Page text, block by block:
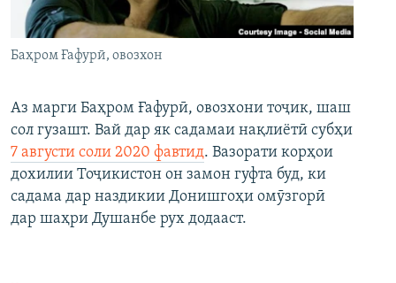
Баҳром Ғафурӣ, овозхон
Аз марги Баҳром Ғафурӣ, овозхони тоҷик, шаш
сол гузашт. Вай дар як садамаи нақлиётӣ субҳи
7 августи соли 2020 фавтид. Вазорати корҳои
дохилии Тоҷикистон он замон гуфта буд, ки
садама дар наздикии Донишгоҳи омӯзгорӣ
дар шаҳри Душанбе рух додааст.